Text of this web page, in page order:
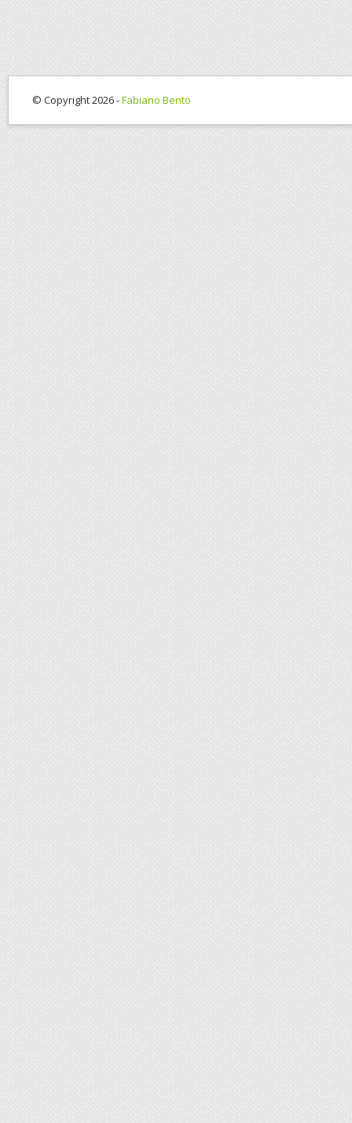
© Copyright 2026 -Fabiano Bento